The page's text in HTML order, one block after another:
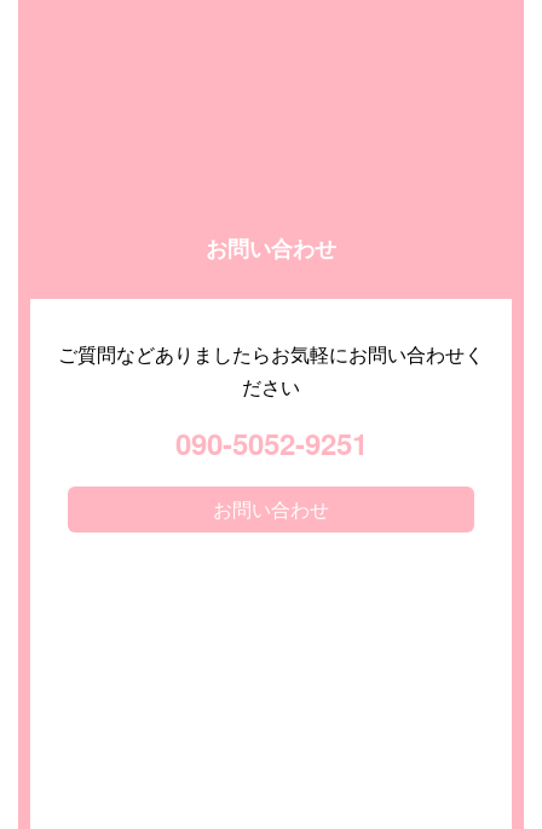
お問い合わせ
ご質問などありましたらお気軽にお問い合わせく
ださい
090-5052-9251
お問い合わせ